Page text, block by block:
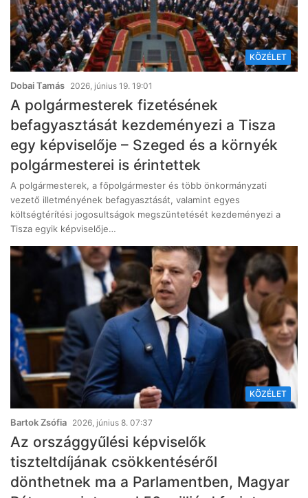
KÖZÉLET
Dobai Tamás 2026, június 19. 19:01
A polgármesterek fizetésének
befagyasztását kezdeményezi a Tisza
egy képviselője – Szeged és a környék
polgármesterei is érintettek
A polgármesterek, a főpolgármester és több önkormányzati
vezető illetményének befagyasztását, valamint egyes
költségtérítési jogosultságok megszüntetését kezdeményezi a
Tisza egyik képviselője…
KÖZÉLET
Bartok Zsófia 2026, június 8. 07:37
Az országgyűlési képviselők
tiszteltdíjának csökkentéséről
dönthetnek ma a Parlamentben, Magyar